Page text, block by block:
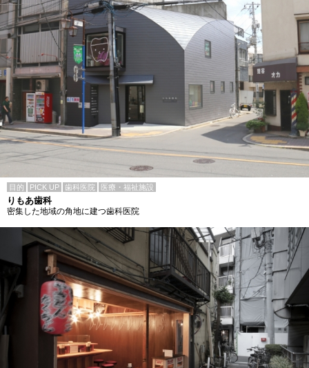
目的 PICK UP 歯科医院 医療・福祉施設
りもあ歯科
密集した地域の角地に建つ歯科医院